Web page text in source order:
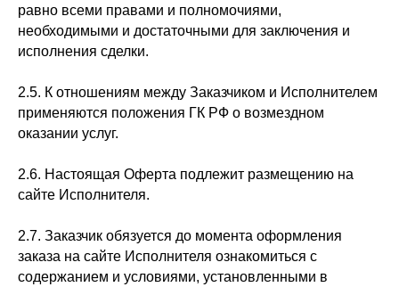
равно всеми правами и полномочиями,
необходимыми и достаточными для заключения и
исполнения сделки.
2.5. К отношениям между Заказчиком и Исполнителем
применяются положения ГК РФ о возмездном
оказании услуг.
2.6. Настоящая Оферта подлежит размещению на
сайте Исполнителя.
2.7. Заказчик обязуется до момента оформления
заказа на сайте Исполнителя ознакомиться с
содержанием и условиями, установленными в